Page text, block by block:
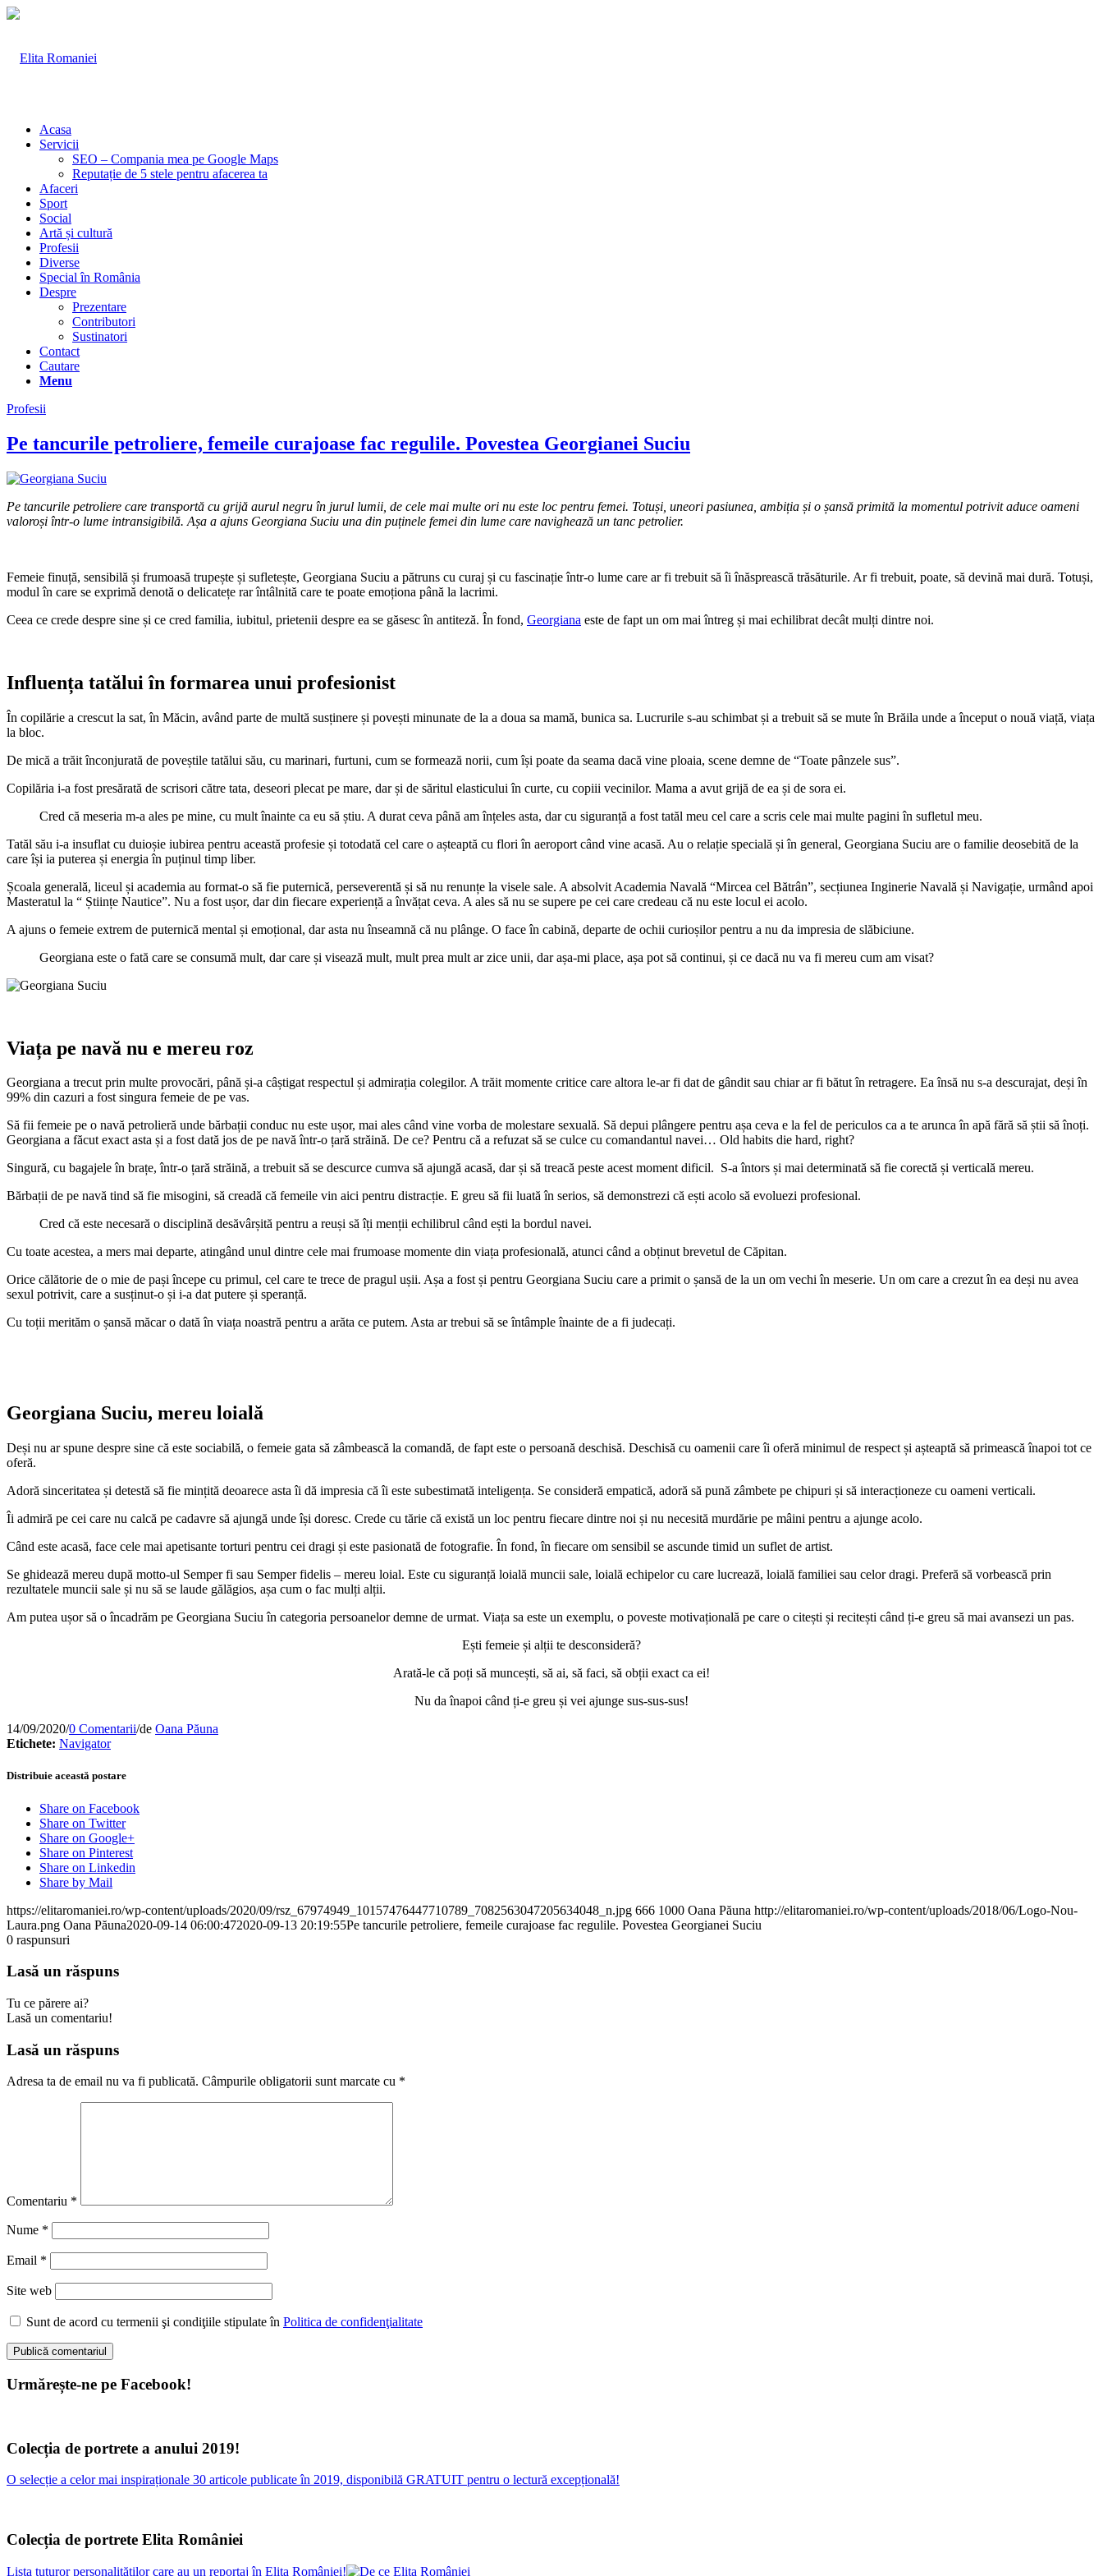
Acasa
Servicii
SEO – Compania mea pe Google Maps
Reputație de 5 stele pentru afacerea ta
Afaceri
Sport
Social
Artă și cultură
Profesii
Diverse
Special în România
Despre
Prezentare
Contributori
Sustinatori
Contact
Cautare
Menu
Profesii
Pe tancurile petroliere, femeile curajoase fac regulile. Povestea Georgianei Suciu
Pe tancurile petroliere care transportă cu grijă aurul negru în jurul lumii, de cele mai multe ori nu este loc pentru femei. Totuși, uneori pasiunea, ambiția și o șansă primită la momentul potrivit aduce oameni
valoroși într-o lume intransigibilă. Așa a ajuns Georgiana Suciu una din puținele femei din lume care navighează un tanc petrolier.
Femeie finuță, sensibilă și frumoasă trupește și sufletește, Georgiana Suciu a pătruns cu curaj și cu fascinație într-o lume care ar fi trebuit să îi înăsprească trăsăturile. Ar fi trebuit, poate, să devină mai dură. Totuși,
modul în care se exprimă denotă o delicatețe rar întâlnită care te poate emoționa până la lacrimi.
Ceea ce crede despre sine și ce cred familia, iubitul, prietenii despre ea se găsesc în antiteză. În fond, Georgiana este de fapt un om mai întreg și mai echilibrat decât mulți dintre noi.
Influența tatălui în formarea unui profesionist
În copilărie a crescut la sat, în Măcin, având parte de multă susținere și povești minunate de la a doua sa mamă, bunica sa. Lucrurile s-au schimbat și a trebuit să se mute în Brăila unde a început o nouă viață, viața
la bloc.
De mică a trăit înconjurată de poveștile tatălui său, cu marinari, furtuni, cum se formează norii, cum își poate da seama dacă vine ploaia, scene demne de “Toate pânzele sus”.
Copilăria i-a fost presărată de scrisori către tata, deseori plecat pe mare, dar și de săritul elasticului în curte, cu copiii vecinilor. Mama a avut grijă de ea și de sora ei.
Cred că meseria m-a ales pe mine, cu mult înainte ca eu să știu. A durat ceva până am înțeles asta, dar cu siguranță a fost tatăl meu cel care a scris cele mai multe pagini în sufletul meu.
Tatăl său i-a insuflat cu duioșie iubirea pentru această profesie și totodată cel care o așteaptă cu flori în aeroport când vine acasă. Au o relație specială și în general, Georgiana Suciu are o familie deosebită de la
care își ia puterea și energia în puținul timp liber.
Școala generală, liceul și academia au format-o să fie puternică, perseverentă și să nu renunțe la visele sale. A absolvit Academia Navală “Mircea cel Bătrân”, secțiunea Inginerie Navală și Navigație, urmând apoi
Masteratul la “ Științe Nautice”. Nu a fost ușor, dar din fiecare experiență a învățat ceva. A ales să nu se supere pe cei care credeau că nu este locul ei acolo.
A ajuns o femeie extrem de puternică mental și emoțional, dar asta nu înseamnă că nu plânge. O face în cabină, departe de ochii curioșilor pentru a nu da impresia de slăbiciune.
Georgiana este o fată care se consumă mult, dar care și visează mult, mult prea mult ar zice unii, dar așa-mi place, așa pot să continui, și ce dacă nu va fi mereu cum am visat?
Viața pe navă nu e mereu roz
Georgiana a trecut prin multe provocări, până și-a câștigat respectul și admirația colegilor. A trăit momente critice care altora le-ar fi dat de gândit sau chiar ar fi bătut în retragere. Ea însă nu s-a descurajat, deși în
99% din cazuri a fost singura femeie de pe vas.
Să fii femeie pe o navă petrolieră unde bărbații conduc nu este ușor, mai ales când vine vorba de molestare sexuală. Să depui plângere pentru așa ceva e la fel de periculos ca a te arunca în apă fără să știi să înoți.
Georgiana a făcut exact asta și a fost dată jos de pe navă într-o țară străină. De ce? Pentru că a refuzat să se culce cu comandantul navei… Old habits die hard, right?
Singură, cu bagajele în brațe, într-o țară străină, a trebuit să se descurce cumva să ajungă acasă, dar și să treacă peste acest moment dificil. S-a întors și mai determinată să fie corectă și verticală mereu.
Bărbații de pe navă tind să fie misogini, să creadă că femeile vin aici pentru distracție. E greu să fii luată în serios, să demonstrezi că ești acolo să evoluezi profesional.
Cred că este necesară o disciplină desăvârșită pentru a reuși să îți menții echilibrul când ești la bordul navei.
Cu toate acestea, a mers mai departe, atingând unul dintre cele mai frumoase momente din viața profesională, atunci când a obținut brevetul de Căpitan.
Orice călătorie de o mie de pași începe cu primul, cel care te trece de pragul ușii. Așa a fost și pentru Georgiana Suciu care a primit o șansă de la un om vechi în meserie. Un om care a crezut în ea deși nu avea
sexul potrivit, care a susținut-o și i-a dat putere și speranță.
Cu toții merităm o șansă măcar o dată în viața noastră pentru a arăta ce putem. Asta ar trebui să se întâmple înainte de a fi judecați.
Georgiana Suciu, mereu loială
Deși nu ar spune despre sine că este sociabilă, o femeie gata să zâmbească la comandă, de fapt este o persoană deschisă. Deschisă cu oamenii care îi oferă minimul de respect și așteaptă să primească înapoi tot ce
oferă.
Adoră sinceritatea și detestă să fie mințită deoarece asta îi dă impresia că îi este subestimată inteligența. Se consideră empatică, adoră să pună zâmbete pe chipuri și să interacționeze cu oameni verticali.
Îi admiră pe cei care nu calcă pe cadavre să ajungă unde își doresc. Crede cu tărie că există un loc pentru fiecare dintre noi și nu necesită murdărie pe mâini pentru a ajunge acolo.
Când este acasă, face cele mai apetisante torturi pentru cei dragi și este pasionată de fotografie. În fond, în fiecare om sensibil se ascunde timid un suflet de artist.
Se ghidează mereu după motto-ul Semper fi sau Semper fidelis – mereu loial. Este cu siguranță loială muncii sale, loială echipelor cu care lucrează, loială familiei sau celor dragi. Preferă să vorbească prin
rezultatele muncii sale și nu să se laude gălăgios, așa cum o fac mulți alții.
Am putea ușor să o încadrăm pe Georgiana Suciu în categoria persoanelor demne de urmat. Viața sa este un exemplu, o poveste motivațională pe care o citești și recitești când ți-e greu să mai avansezi un pas.
Ești femeie și alții te desconsideră?
Arată-le că poți să muncești, să ai, să faci, să obții exact ca ei!
Nu da înapoi când ți-e greu și vei ajunge sus-sus-sus!
14/09/2020/0 Comentarii/de Oana Păuna
Etichete: Navigator
Distribuie această postare
Share on Facebook
Share on Twitter
Share on Google+
Share on Pinterest
Share on Linkedin
Share by Mail
https://elitaromaniei.ro/wp-content/uploads/2020/09/rsz_67974949_10157476447710789_7082563047205634048_n.jpg 666 1000 Oana Păuna http://elitaromaniei.ro/wp-content/uploads/2018/06/Logo-Nou-
Laura.png Oana Păuna2020-09-14 06:00:472020-09-13 20:19:55Pe tancurile petroliere, femeile curajoase fac regulile. Povestea Georgianei Suciu
0 raspunsuri
Lasă un răspuns
Tu ce părere ai?
Lasă un comentariu!
Lasă un răspuns
Adresa ta de email nu va fi publicată. Câmpurile obligatorii sunt marcate cu *
Comentariu *
Nume *
Email *
Site web
Sunt de acord cu termenii şi condiţiile stipulate în Politica de confidenţialitate
Urmărește-ne pe Facebook!
Colecția de portrete a anului 2019!
O selecție a celor mai inspiraționale 30 articole publicate în 2019, disponibilă GRATUIT pentru o lectură excepțională!
Colecția de portrete Elita României
Lista tuturor personalităților care au un reportaj în Elita României!